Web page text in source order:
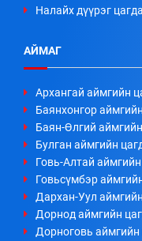
Налайх дүүрэг
АЙМАГ
Архангай аймгийн
Баянхонгор
Баян-Өлгий
Булган аймгийн
Говь-Алтай
Говьсүмбэр
Дархан-Уул
Дорнод аймгийн
Дорноговь аймгийн